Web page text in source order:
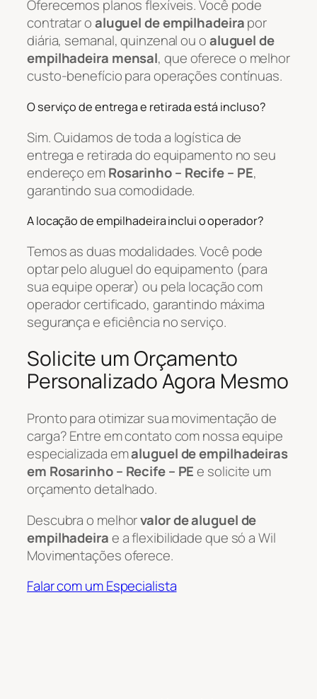
Oferecemos planos flexíveis. Você pode
contratar oaluguel de empilhadeirapor
diária, semanal, quinzenal ou oaluguel de
empilhadeira mensal, que oferece o melhor
custo-benefício para operações contínuas.
O serviço de entrega e retirada está incluso?
Sim. Cuidamos de toda a logística de
entrega e retirada do equipamento no seu
endereço emRosarinho – Recife – PE,
garantindo sua comodidade.
A locação de empilhadeira inclui o operador?
Temos as duas modalidades. Você pode
optar pelo aluguel do equipamento (para
sua equipe operar) ou pela locação com
operador certificado, garantindo máxima
segurança e eficiência no serviço.
Solicite um Orçamento
Personalizado Agora Mesmo
Pronto para otimizar sua movimentação de
carga? Entre em contato com nossa equipe
especializada emaluguel de empilhadeiras
em Rosarinho – Recife – PEe solicite um
orçamento detalhado.
Descubra o melhorvalor de aluguel de
empilhadeirae a flexibilidade que só a Wil
Movimentações oferece.
Falar com um Especialista